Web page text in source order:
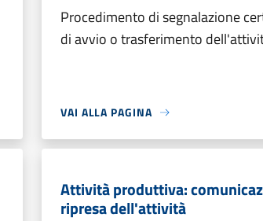
Procedimento di segnalazione
di avvio o trasferimento
VAI ALLA PAGINA
Attività produttiva:
ripresa dell'attività